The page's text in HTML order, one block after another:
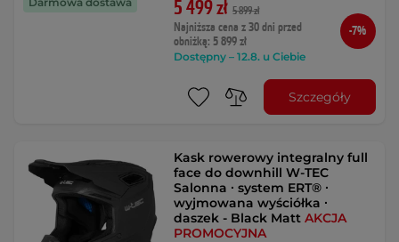
5 499 zł 5 899 zł
Najniższa cena z 30 dni przed
obniżką: 5 899 zł
Dostępny – 12.8. u Ciebie
-7%
Szczegóły
Kask rowerowy integralny full
face do downhill W-TEC
Salonna ∙ system ERT® ∙
wyjmowana wyściółka ∙
daszek - Black MattAKCJA
PROMOCYJNA